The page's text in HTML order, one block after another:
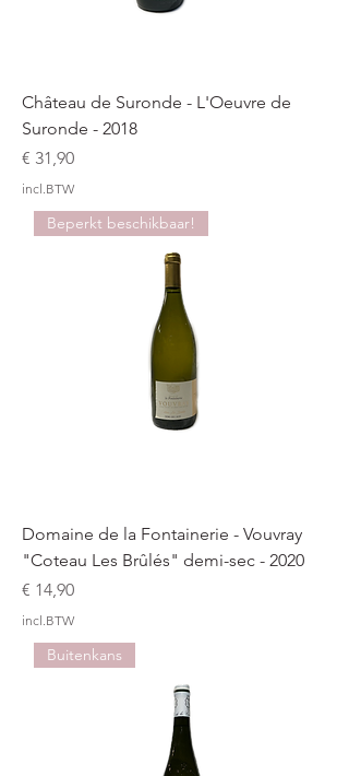
Château de Suronde - L'Oeuvre de
Suronde - 2018
Prijs
€ 31,90
incl.BTW
Beperkt beschikbaar!
Domaine de la Fontainerie - Vouvray
"Coteau Les Brûlés" demi-sec - 2020
Prijs
€ 14,90
incl.BTW
Buitenkans